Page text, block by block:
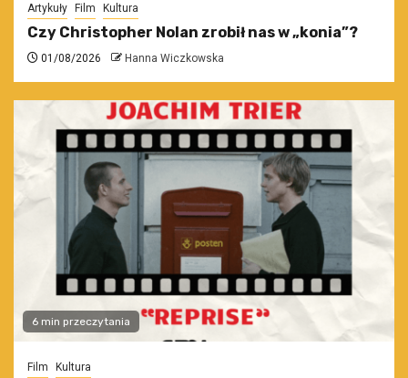
Artykuły Film Kultura
Czy Christopher Nolan zrobił nas w „konia”?
01/08/2026 Hanna Wiczkowska
6 min przeczytania
Film Kultura